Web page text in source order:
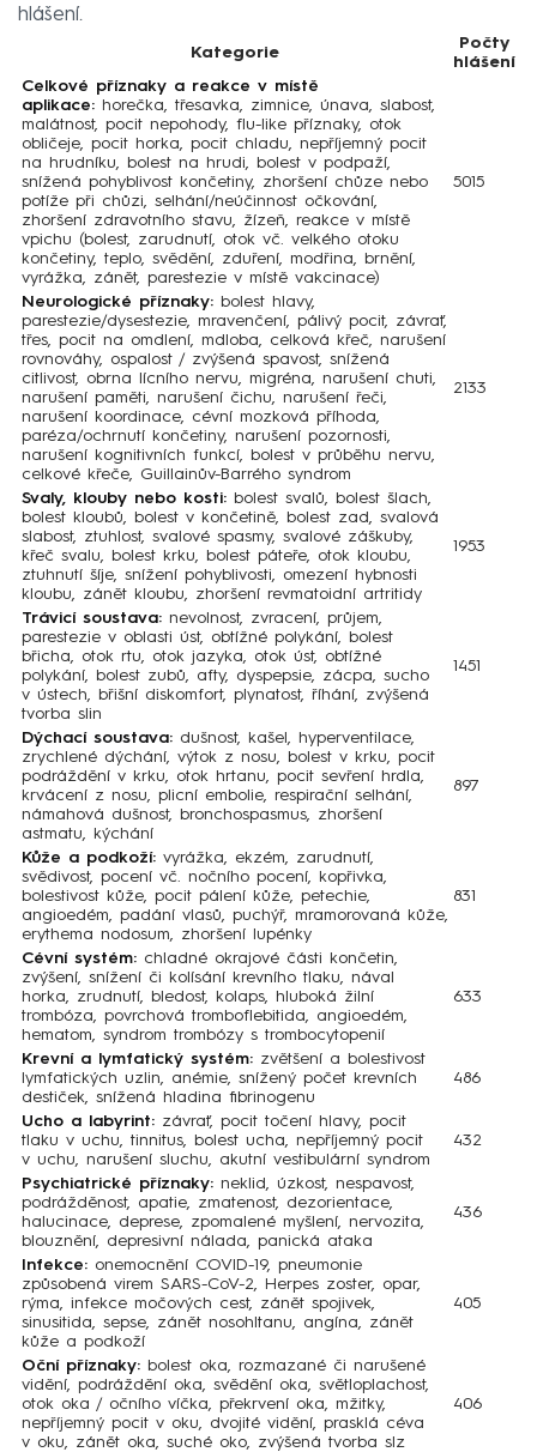
hlášení.
Kategorie
Počty
hlášení
Celkové příznaky a reakce v místě
aplikace: horečka, třesavka, zimnice, únava, slabost,
malátnost, pocit nepohody, flu-like příznaky, otok
obličeje, pocit horka, pocit chladu, nepříjemný pocit
na hrudníku, bolest na hrudi, bolest v podpaží,
snížená pohyblivost končetiny, zhoršení chůze nebo
potíže při chůzi, selhání/neúčinnost očkování,
zhoršení zdravotního stavu, žízeň, reakce v místě
vpichu (bolest, zarudnutí, otok vč. velkého otoku
končetiny, teplo, svědění, zduření, modřina, brnění,
vyrážka, zánět, parestezie v místě vakcinace)
5015
Neurologické příznaky: bolest hlavy,
parestezie/dysestezie, mravenčení, pálivý pocit, závrať,
třes, pocit na omdlení, mdloba, celková křeč, narušení
rovnováhy, ospalost / zvýšená spavost, snížená
citlivost, obrna lícního nervu, migréna, narušení chuti,
narušení paměti, narušení čichu, narušení řeči,
narušení koordinace, cévní mozková příhoda,
paréza/ochrnutí končetiny, narušení pozornosti,
narušení kognitivních funkcí, bolest v průběhu nervu,
celkové křeče, Guillainův-Barrého syndrom
2133
Svaly, klouby nebo kosti: bolest svalů, bolest šlach,
bolest kloubů, bolest v končetině, bolest zad, svalová
slabost, ztuhlost, svalové spasmy, svalové záškuby,
křeč svalu, bolest krku, bolest páteře, otok kloubu,
ztuhnutí šíje, snížení pohyblivosti, omezení hybnosti
kloubu, zánět kloubu, zhoršení revmatoidní artritidy
1953
Trávicí soustava: nevolnost, zvracení, průjem,
parestezie v oblasti úst, obtížné polykání, bolest
břicha, otok rtu, otok jazyka, otok úst, obtížné
polykání, bolest zubů, afty, dyspepsie, zácpa, sucho
v ústech, břišní diskomfort, plynatost, říhání, zvýšená
tvorba slin
1451
Dýchací soustava: dušnost, kašel, hyperventilace,
zrychlené dýchání, výtok z nosu, bolest v krku, pocit
podráždění v krku, otok hrtanu, pocit sevření hrdla,
krvácení z nosu, plicní embolie, respirační selhání,
námahová dušnost, bronchospasmus, zhoršení
astmatu, kýchání
897
Kůže a podkoží: vyrážka, ekzém, zarudnutí,
svědivost, pocení vč. nočního pocení, kopřivka,
bolestivost kůže, pocit pálení kůže, petechie,
angioedém, padání vlasů, puchýř, mramorovaná kůže,
erythema nodosum, zhoršení lupénky
831
Cévní systém: chladné okrajové části končetin,
zvýšení, snížení či kolísání krevního tlaku, nával
horka, zrudnutí, bledost, kolaps, hluboká žilní
trombóza, povrchová tromboflebitida, angioedém,
hematom, syndrom trombózy s trombocytopenií
633
Krevní a lymfatický systém: zvětšení a bolestivost
lymfatických uzlin, anémie, snížený počet krevních
destiček, snížená hladina fibrinogenu
486
Ucho a labyrint: závrať, pocit točení hlavy, pocit
tlaku v uchu, tinnitus, bolest ucha, nepříjemný pocit
v uchu, narušení sluchu, akutní vestibulární syndrom
432
Psychiatrické příznaky: neklid, úzkost, nespavost,
podrážděnost, apatie, zmatenost, dezorientace,
halucinace, deprese, zpomalené myšlení, nervozita,
blouznění, depresivní nálada, panická ataka
436
Infekce: onemocnění COVID-19, pneumonie
způsobená virem SARS-CoV-2, Herpes zoster, opar,
rýma, infekce močových cest, zánět spojivek,
sinusitida, sepse, zánět nosohltanu, angína, zánět
kůže a podkoží
405
Oční příznaky: bolest oka, rozmazané či narušené
vidění, podráždění oka, svědění oka, světloplachost,
otok oka / očního víčka, překrvení oka, mžitky,
nepříjemný pocit v oku, dvojité vidění, prasklá céva
v oku, zánět oka, suché oko, zvýšená tvorba slz
406